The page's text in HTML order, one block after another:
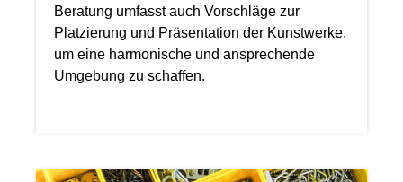
Sie ihm den letzten Schliff. Erfahren Sie
mehr über unseren Service und die
vielfältigen Möglichkeiten auf unserer
Bilderrahmen-Seite. Über den Künstler:
Mischtechnik einen Namen gemacht.
Beratung umfasst auch Vorschläge zur
Platzierung und Präsentation der Kunstwerke,
um eine harmonische und ansprechende
Umgebung zu schaffen.